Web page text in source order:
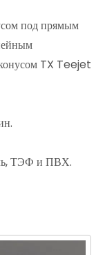
под прямым
TX Teejet
ТЭФ и ПВХ.